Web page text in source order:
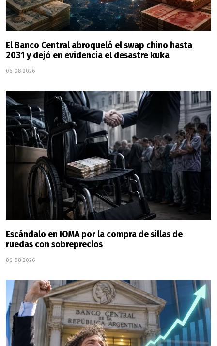
El Banco Central abroqueló el swap chino hasta
2031 y dejó en evidencia el desastre kuka
06-08-2026
Escándalo en IOMA por la compra de sillas de
ruedas con sobreprecios
06-08-2026